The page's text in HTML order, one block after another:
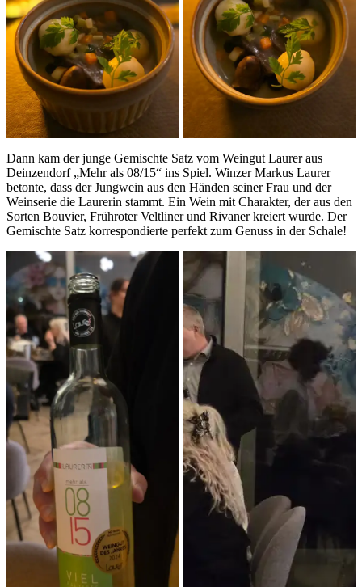
Dann kam der junge Gemischte Satz vom Weingut Laurer aus
Deinzendorf „Mehr als 08/15“ ins Spiel. Winzer Markus Laurer
betonte, dass der Jungwein aus den Händen seiner Frau und der
Weinserie die Laurerin stammt. Ein Wein mit Charakter, der aus den
Sorten Bouvier, Frühroter Veltliner und Rivaner kreiert wurde. Der
Gemischte Satz korrespondierte perfekt zum Genuss in der Schale!